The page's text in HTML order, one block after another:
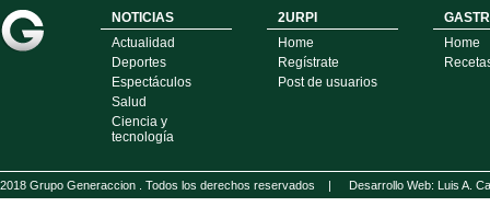
NOTICIAS
Actualidad
Deportes
Espectáculos
Salud
Ciencia y
tecnología
2URPI
Home
Regístrate
Post de usuarios
Home
2018 Grupo Generaccion . Todos los derechos reservados | Desarrollo Web: Luis